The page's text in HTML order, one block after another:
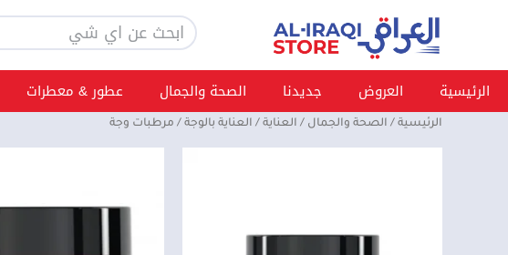
Search
الرئيسية العروض جديدنا الصحة والجمال عطور & معطرات
الرئيسية/ الصحة والجمال / العناية/ العناية بالوجة/ مرطبات وجة